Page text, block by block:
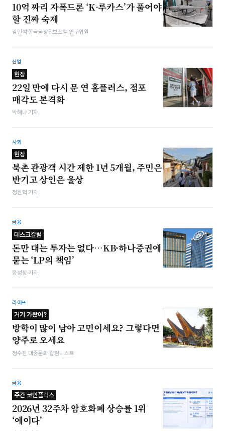
10억 짜리 자폭드론 ‘K-루카스’가 풀어야
할 진짜 숙제
김민석 한국국방안보포럼 연구위원
산업
현장
22일 만에 다시 문 연 홈플러스, 점포
매각도 본격화
박해나 기자
사회
현장
북촌 관광객 시간 제한 1년 5개월, 주민은
반기고 상인은 울상
정원혁 기자
금융
데스크칼럼
돈만 대는 투자는 없다…KB·하나증권에
묻는 ‘LP의 책임’
봉성창 기자
라이프
거기 가봤어?
방학이 많이 남아 고민이세요? 그렇다면
양주로 오세요
정수진 대중문화 칼럼니스트
금융
주간 코인플릭스
2026년 32주차 암호화폐 상승률 1위
‘에이다’